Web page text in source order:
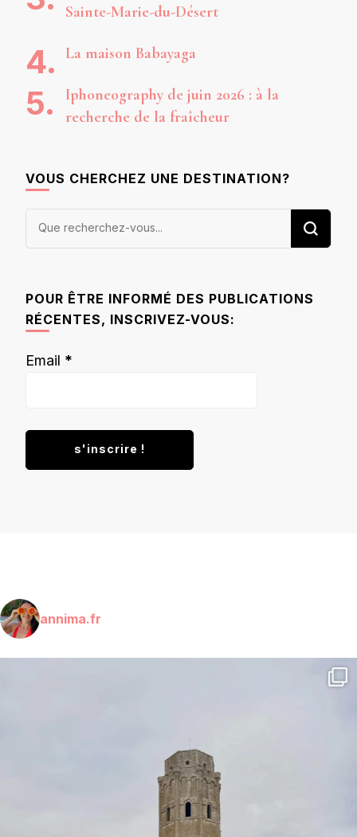
Sainte-Marie-du-Désert
La maison Babayaga
Iphoneography de juin 2026 : à la
recherche de la fraîcheur
VOUS CHERCHEZ UNE DESTINATION?
Vous
POUR ÊTRE INFORMÉ DES PUBLICATIONS
RÉCENTES, INSCRIVEZ-VOUS:
Email *
annima.fr